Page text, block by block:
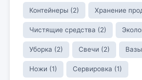
Контейнеры (2) Хранение
Чистящие средства (2)
Уборка (2) Свечи (2)
Ножи (1) Сервировка (1)